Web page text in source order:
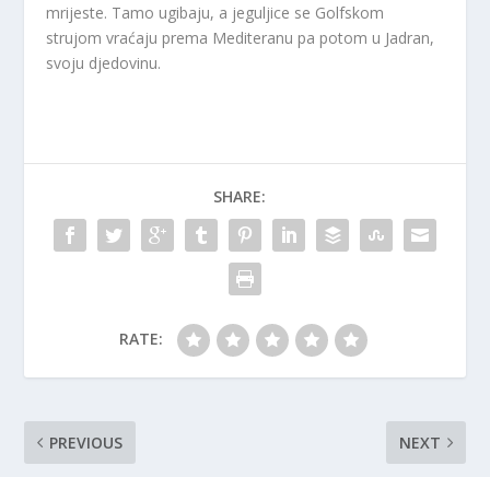
mrijeste. Tamo ugibaju, a jeguljice se Golfskom
strujom vraćaju prema Mediteranu pa potom u Jadran,
svoju djedovinu.
SHARE:
RATE:
PREVIOUS NEXT